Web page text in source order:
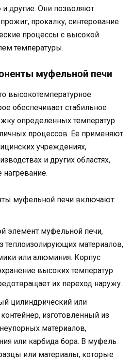
и другие. Они позволяют
прокалку, синтерование
процессы с высокой
температуры.
муфельной печи
высокотемпературное
обеспечивает стабильное
определенных температур
процессов. Ее применяют
учреждениях,
и других областях,
нагревание.
муфельной печи включают:
элемент муфельной печи,
теплоизолирующих материалов,
или алюминия. Корпус
высоких температур
их переход наружу.
цилиндрический или
изготовленный из
материалов,
или карбида бора. В муфель
или материалы, которые